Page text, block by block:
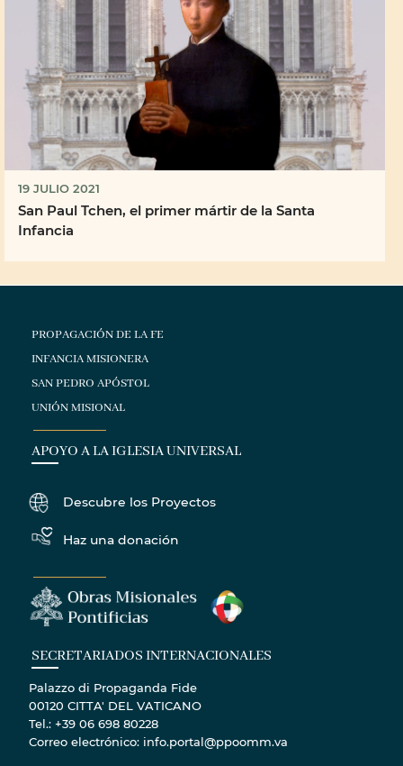
19 JULIO 2021
San Paul Tchen, el primer mártir de la Santa
Infancia
PROPAGACIÓN DE LA FE
INFANCIA MISIONERA
SAN PEDRO APÓSTOL
UNIÓN MISIONAL
APOYO A LA IGLESIA UNIVERSAL
Descubre los Proyectos
Haz una donación
SECRETARIADOS INTERNACIONALES
Palazzo di Propaganda Fide
00120 CITTA' DEL VATICANO
Tel.: +39 06 698 80228
Correo electrónico: info.portal@ppoomm.va